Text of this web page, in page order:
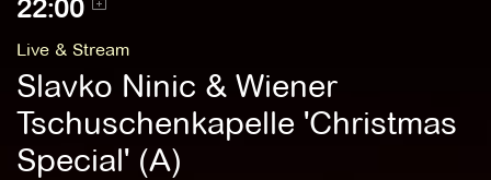
22:00
Live & Stream
Slavko Ninic & Wiener
Tschuschenkapelle 'Christmas
Special' (A)